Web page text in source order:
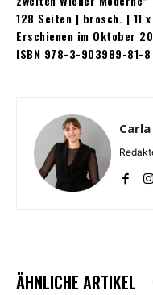
128 Seiten | brosch. | 11 x
Erschienen im Oktober
ISBN 978-3-903989-81-
ÄHNLICHE ARTIKEL